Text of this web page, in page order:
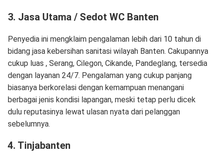
3. Jasa Utama / Sedot WC Banten
Penyedia ini mengklaim pengalaman lebih dari 10 tahun di
bidang jasa kebersihan sanitasi wilayah Banten. Cakupannya
cukup luas , Serang, Cilegon, Cikande, Pandeglang, tersedia
dengan layanan 24/7. Pengalaman yang cukup panjang
biasanya berkorelasi dengan kemampuan menangani
berbagai jenis kondisi lapangan, meski tetap perlu dicek
dulu reputasinya lewat ulasan nyata dari pelanggan
sebelumnya.
4. Tinjabanten